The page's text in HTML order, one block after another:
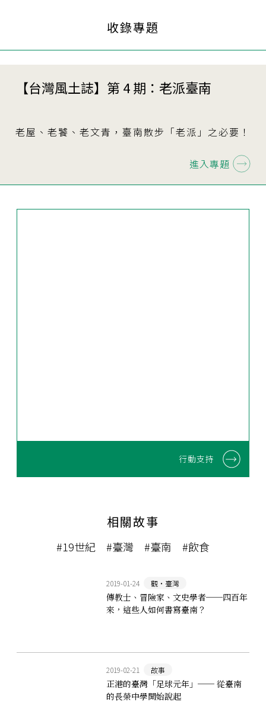
收錄專題
【台灣風土誌】第 4 期：老派臺南
老屋、老饕、老文青，臺南散步「老派」之必要！
進入專題
行動支持
相關故事
#19世紀 #臺灣 #臺南 #飲食
2019-01-24 觀‧臺灣
傳教士、冒險家、文史學者──四百年
來，這些人如何書寫臺南？
2019-02-21 故事
正港的臺灣「足球元年」── 從臺南
的長榮中學開始說起